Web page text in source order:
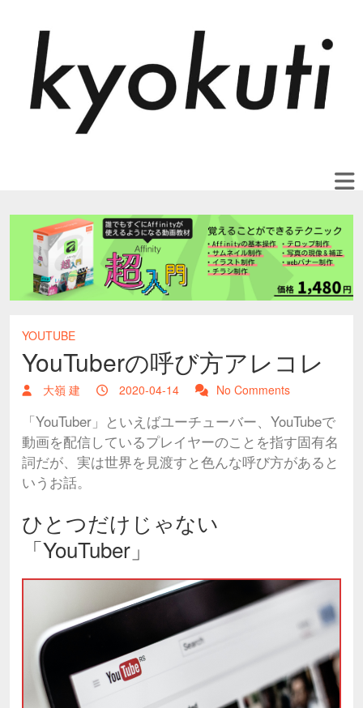
YOUTUBE
YouTuberの呼び方アレコレ
大嶺 建 2020-04-14 No Comments
「YouTuber」といえばユーチューバー、YouTubeで
動画を配信しているプレイヤーのことを指す固有名
詞だが、実は世界を見渡すと色んな呼び方があると
いうお話。
ひとつだけじゃない
「YouTuber」